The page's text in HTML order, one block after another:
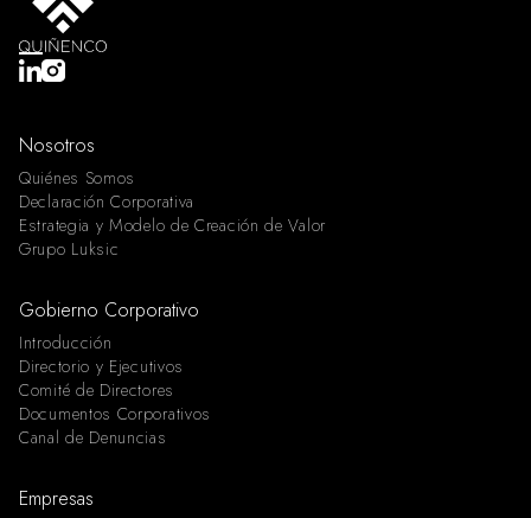
Nosotros
Quiénes Somos
Declaración Corporativa
Estrategia y Modelo de Creación de Valor
Grupo Luksic
Gobierno Corporativo
Introducción
Directorio y Ejecutivos
Comité de Directores
Documentos Corporativos
Canal de Denuncias
Empresas